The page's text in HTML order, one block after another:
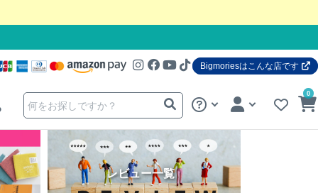
Bigmoriesはこんな店です
0
レビュー一覧